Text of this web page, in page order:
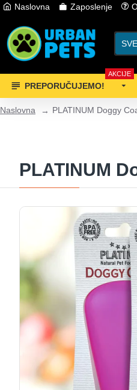
Naslovna Zaposlenje
SVE
PREPORUČUJEMO!
AKCIJE
Naslovna PLATINUM Doggy
PLATINUM